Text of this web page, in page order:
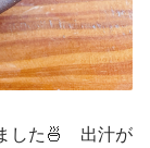
した🍜　出汁が